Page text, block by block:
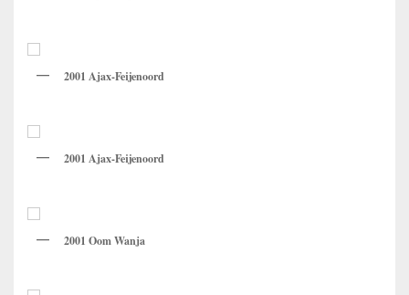
2001 Ajax-Feijenoord
2001 Ajax-Feijenoord
2001 Oom Wanja